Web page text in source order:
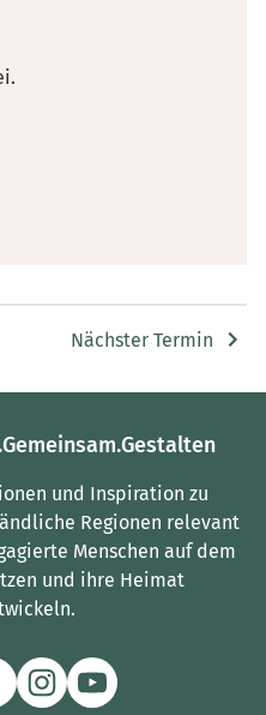
Nächster Termin
und Inspiration zu
Regionen relevant
Menschen auf dem
und ihre Heimat